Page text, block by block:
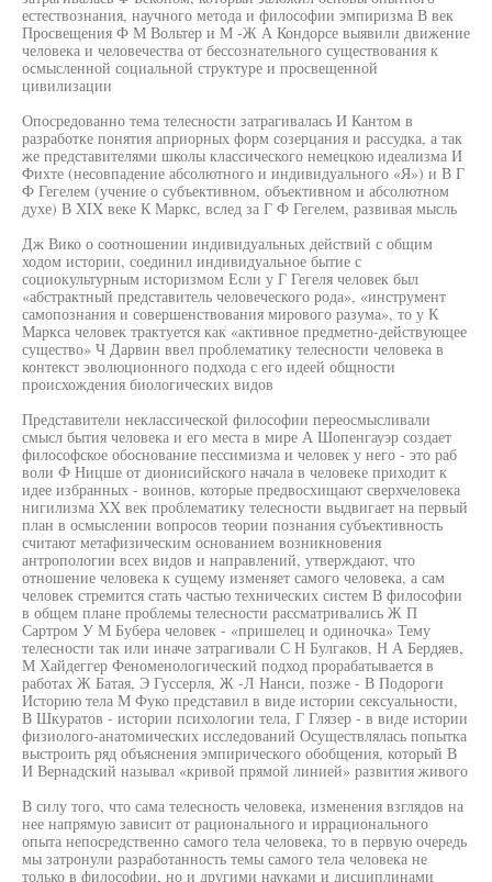
естествознания, научного метода и философии эмпиризма В век
Просвещения Ф М Вольтер и М -Ж А Кондорсе выявили движение
человека и человечества от бессознательного существования к
осмысленной социальной структуре и просвещенной
цивилизации
Опосредованно тема телесности затрагивалась И Кантом в
разработке понятия априорных форм созерцания и рассудка, а так
же представителями школы классического немецкою идеализма И
Фихте (несовпадение абсолютного и индивидуального «Я») и В Г
Ф Гегелем (учение о субъективном, объективном и абсолютном
духе) В XIX веке К Маркс, вслед за Г Ф Гегелем, развивая мысль
Дж Вико о соотношении индивидуальных действий с общим
ходом истории, соединил индивидуальное бытие с
социокультурным историзмом Если у Г Гегеля человек был
«абстрактный представитель человеческого рода», «инструмент
самопознания и совершенствования мирового разума», то у К
Маркса человек трактуется как «активное предметно-действующее
существо» Ч Дарвин ввел проблематику телесности человека в
контекст эволюционного подхода с его идеей общности
происхождения биологических видов
Представители неклассической философии переосмысливали
смысл бытия человека и его места в мире А Шопенгауэр создает
философское обоснование пессимизма и человек у него - это раб
воли Ф Ницше от дионисийского начала в человеке приходит к
идее избранных - воинов, которые предвосхищают сверхчеловека
нигилизма XX век проблематику телесности выдвигает на первый
план в осмыслении вопросов теории познания субъективность
считают метафизическим основанием возникновения
антропологии всех видов и направлений, утверждают, что
отношение человека к сущему изменяет самого человека, а сам
человек стремится стать частью технических систем В философии
в общем плане проблемы телесности рассматривались Ж П
Сартром У М Бубера человек - «пришелец и одиночка» Тему
телесности так или иначе затрагивали С Н Булгаков, Н А Бердяев,
М Хайдеггер Феноменологический подход прорабатывается в
работах Ж Батая, Э Гуссерля, Ж -Л Нанси, позже - В Подороги
Историю тела М Фуко представил в виде истории сексуальности,
В Шкуратов - истории психологии тела, Г Глязер - в виде истории
физиолого-анатомических исследований Осуществлялась попытка
выстроить ряд объяснения эмпирического обобщения, который В
И Вернадский называл «кривой прямой линией» развития живого
В силу того, что сама телесность человека, изменения взглядов на
нее напрямую зависит от рационального и иррационального
опыта непосредственно самого тела человека, то в первую очередь
мы затронули разработанность темы самого тела человека не
только в философии, но и другими науками и дисциплинами